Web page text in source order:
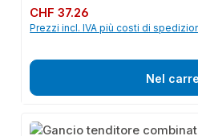
Prezzo normale:
CHF 37.26
Prezzi incl. IVA più costi di
Nel